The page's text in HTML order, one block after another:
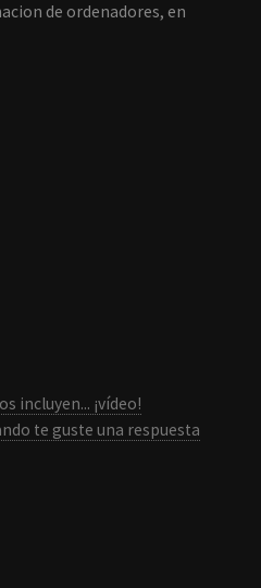
de ordenadores, en
incluyen... ¡vídeo!
te guste una respuesta